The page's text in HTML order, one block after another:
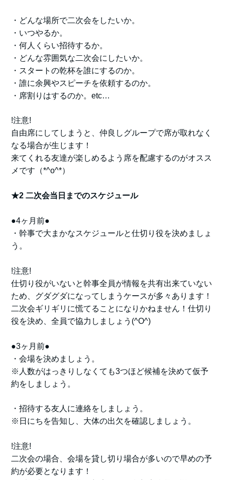
・どんな場所で二次会をしたいか。
・いつやるか。
・何人くらい招待するか。
・どんな雰囲気な二次会にしたいか。
・スタートの乾杯を誰にするのか。
・誰に余興やスピーチを依頼するのか。
・席割りはするのか。etc…
!注意!
自由席にしてしまうと、仲良しグループで席が取れなく
なる場合が生じます！
来てくれる友達が楽しめるよう席を配慮するのがオスス
メです（*^o^*）
★2 二次会当日までのスケジュール
●4ヶ月前●
・幹事で大まかなスケジュールと仕切り役を決めましょ
う。
!注意!
仕切り役がいないと幹事全員が情報を共有出来ていない
ため、グダグダになってしまうケースが多々あります！
二次会ギリギリに慌てることになりかねません！仕切り
役を決め、全員で協力しましょう(^O^)
●3ヶ月前●
・会場を決めましょう。
※人数がはっきりしなくても3つほど候補を決めて仮予
約をしましょう。
・招待する友人に連絡をしましょう。
※日にちを告知し、大体の出欠を確認しましょう。
!注意!
二次会の場合、会場を貸し切り場合が多いので早めの予
約が必要となります！